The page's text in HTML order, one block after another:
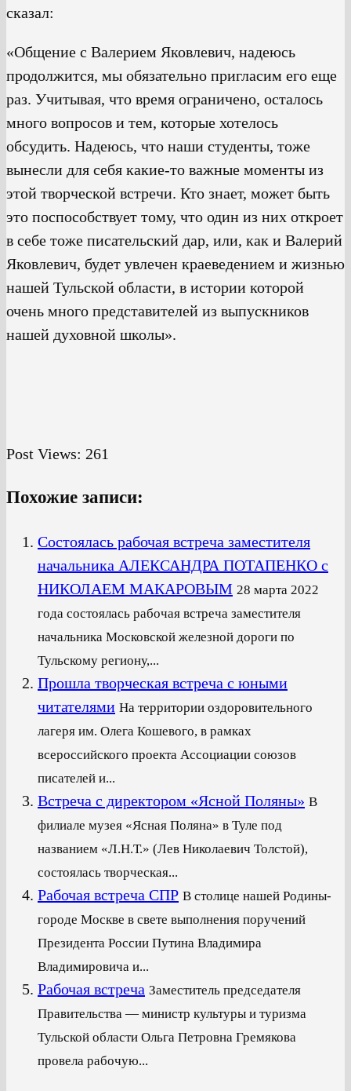
сказал:
«Общение с Валерием Яковлевич, надеюсь
продолжится, мы обязательно пригласим его еще
раз. Учитывая, что время ограничено, осталось
много вопросов и тем, которые хотелось
обсудить. Надеюсь, что наши студенты, тоже
вынесли для себя какие-то важные моменты из
этой творческой встречи. Кто знает, может быть
это поспособствует тому, что один из них откроет
в себе тоже писательский дар, или, как и Валерий
Яковлевич, будет увлечен краеведением и жизнью
нашей Тульской области, в истории которой
очень много представителей из выпускников
нашей духовной школы».
Post Views: 261
Похожие записи:
Cостоялась рабочая встреча заместителя
начальника АЛЕКСАНДРА ПОТАПЕНКО с
НИКОЛАЕМ МАКАРОВЫМ 28 марта 2022
года состоялась рабочая встреча заместителя
начальника Московской железной дороги по
Тульскому региону,...
Прошла творческая встреча с юными
читателями На территории оздоровительного
лагеря им. Олега Кошевого, в рамках
всероссийского проекта Ассоциации союзов
писателей и...
Встреча с директором «Ясной Поляны» В
филиале музея «Ясная Поляна» в Туле под
названием «Л.Н.Т.» (Лев Николаевич Толстой),
состоялась творческая...
Рабочая встреча СПР В столице нашей Родины-
городе Москве в свете выполнения поручений
Президента России Путина Владимира
Владимировича и...
Рабочая встреча Заместитель председателя
Правительства — министр культуры и туризма
Тульской области Ольга Петровна Гремякова
провела рабочую...